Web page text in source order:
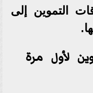
التموين إلى
لأول مرة